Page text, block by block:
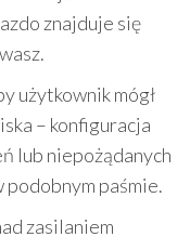
znajduje się
użytkownik mógł
– konfiguracja
lub niepożądanych
podobnym paśmie.
zasilaniem